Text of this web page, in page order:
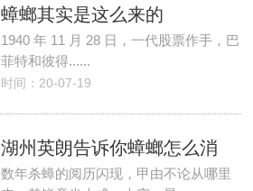
蟑螂其实是这么来的
1940 年 11 月 28 日，一代股票作手，巴
菲特和彼得......
时间：20-07-19
湖州英朗告诉你蟑螂怎么消
数年杀蟑的阅历闪现，甲由不论从哪里